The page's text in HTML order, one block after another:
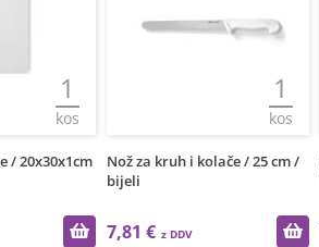
1
kos
/ 25 cm /
1
kos
Nož za kruh i kolače / 30cm /
bijeli
7,81 €